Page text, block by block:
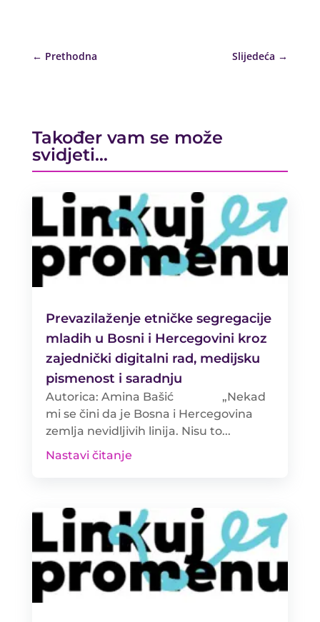
← Prethodna Slijedeća →
Također vam se može
svidjeti…
Prevazilaženje etničke segregacije
mladih u Bosni i Hercegovini kroz
zajednički digitalni rad, medijsku
pismenost i saradnju
Autorica: Amina Bašić „Nekad
mi se čini da je Bosna i Hercegovina
zemlja nevidljivih linija. Nisu to...
Nastavi čitanje